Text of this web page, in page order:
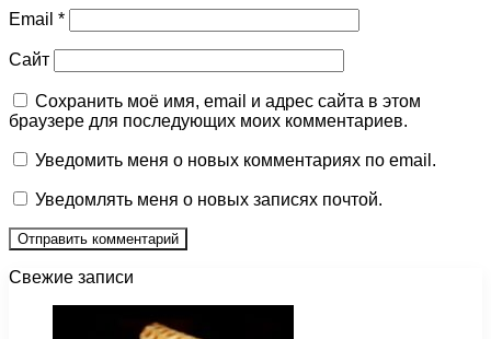
Email *
Сайт
Сохранить моё имя, email и адрес сайта в этом
браузере для последующих моих комментариев.
Уведомить меня о новых комментариях по email.
Уведомлять меня о новых записях почтой.
Свежие записи